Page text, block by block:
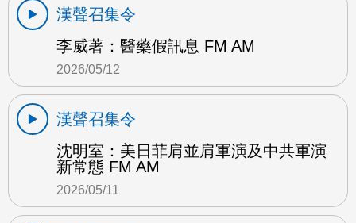
漢聲召集令
李威著：醫藥假訊息 FM AM
2026/05/12
漢聲召集令
沈明室：美日菲肩並肩軍演及中共軍演
新常態 FM AM
2026/05/11